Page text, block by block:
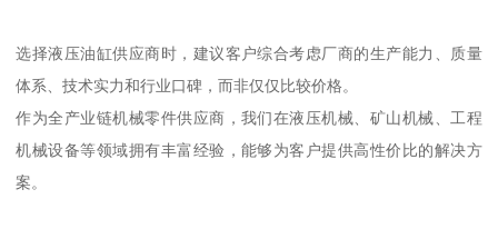
选择液压油缸供应商时，建议客户综合考虑厂商的生产能力、质量
体系、技术实力和行业口碑，而非仅仅比较价格。
作为全产业链机械零件供应商，我们在液压机械、矿山机械、工程
机械设备等领域拥有丰富经验，能够为客户提供高性价比的解决方
案。